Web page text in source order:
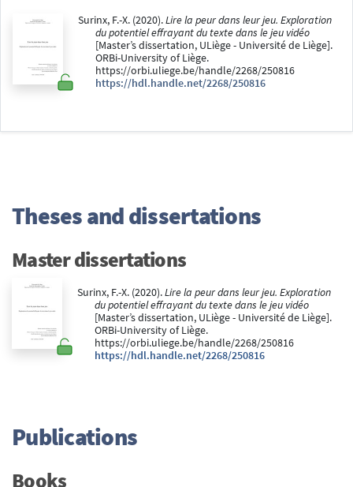
Surinx, F.-X. (2020).Lire la peur dans leur jeu. Exploration
du potentiel effrayant du texte dans le jeu vidéo
[Master’s dissertation, ULiège - Université de Liège].
ORBi-University of Liège.
https://orbi.uliege.be/handle/2268/250816
https://hdl.handle.net/2268/250816
Theses and dissertations
Master dissertations
Surinx, F.-X. (2020).Lire la peur dans leur jeu. Exploration
du potentiel effrayant du texte dans le jeu vidéo
[Master’s dissertation, ULiège - Université de Liège].
ORBi-University of Liège.
https://orbi.uliege.be/handle/2268/250816
https://hdl.handle.net/2268/250816
Publications
Books